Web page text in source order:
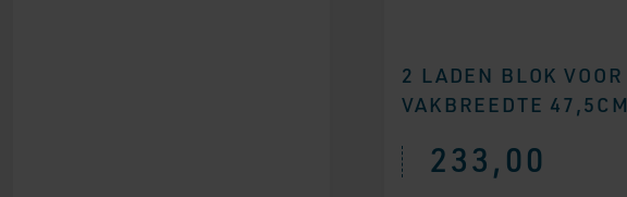
2 LADEN BLOK VOOR
VAKBREEDTE 47,5CM
233,00